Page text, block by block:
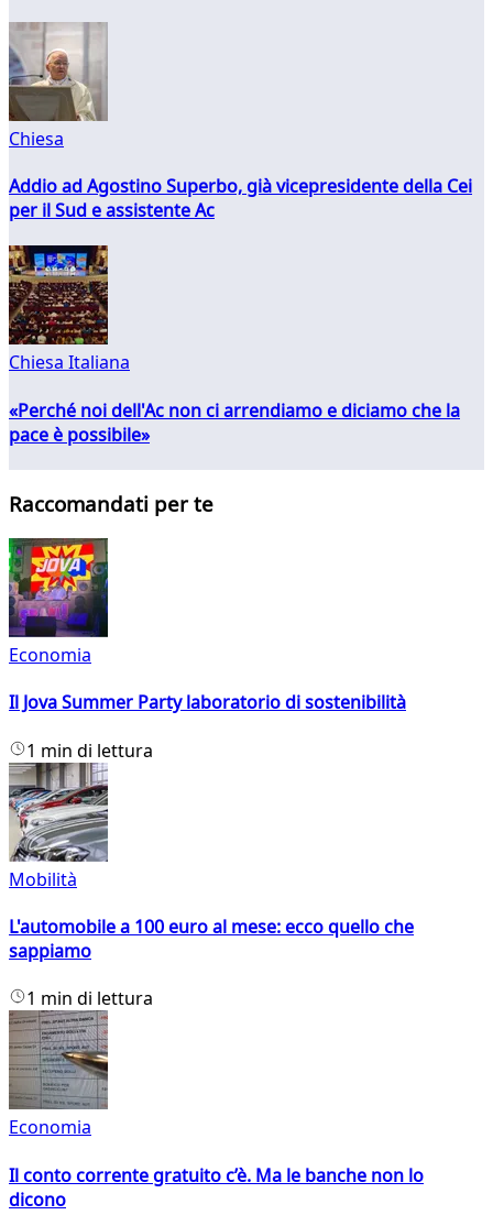
Chiesa
Addio ad Agostino Superbo, già vicepresidente della Cei
per il Sud e assistente Ac
Chiesa Italiana
«Perché noi dell'Ac non ci arrendiamo e diciamo che la
pace è possibile»
Raccomandati per te
Economia
Il Jova Summer Party laboratorio di sostenibilità
1 min di lettura
Mobilità
L'automobile a 100 euro al mese: ecco quello che
sappiamo
1 min di lettura
Economia
Il conto corrente gratuito c’è. Ma le banche non lo
dicono